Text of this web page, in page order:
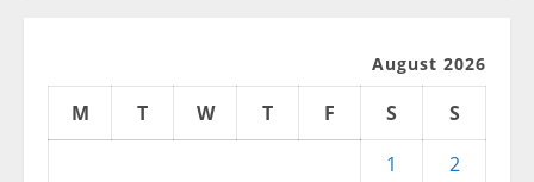
August 2026
M T W T F S
S
1
2